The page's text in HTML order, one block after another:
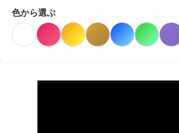
色から選ぶ